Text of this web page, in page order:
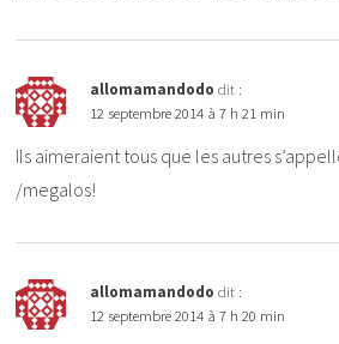
allomamandodo dit :
12 septembre 2014 à 7 h 21 min
Ils aimeraient tous que les autres
/megalos!
allomamandodo dit :
12 septembre 2014 à 7 h 20 min